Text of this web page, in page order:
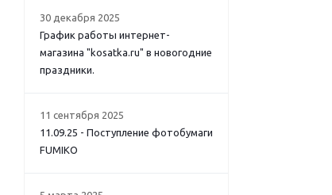
30 декабря 2025
График работы интернет-
магазина "kosatka.ru" в новогодние
праздники.
11 сентября 2025
11.09.25 - Поступление фотобумаги
FUMIKO